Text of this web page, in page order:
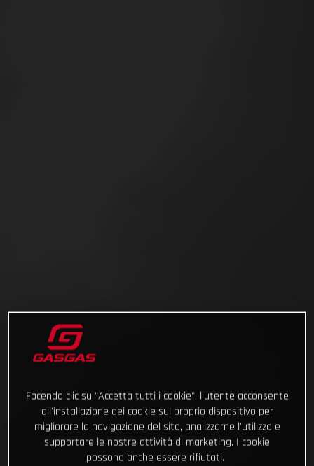
Facendo clic su "Accetta tutti i cookie", l'utente acconsente
all'installazione dei cookie sul proprio dispositivo per
migliorare la navigazione del sito, analizzarne l'utilizzo e
supportare le nostre attività di marketing. I cookie
possono anche essere rifiutati.